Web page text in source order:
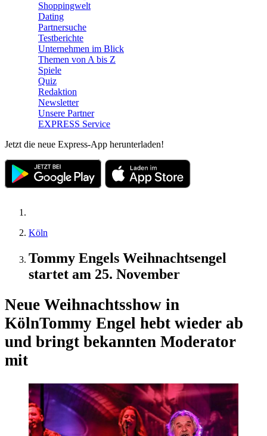
Shoppingwelt
Dating
Partnersuche
Testberichte
Unternehmen im Blick
Themen von A bis Z
Spiele
Quiz
Redaktion
Newsletter
Unsere Partner
EXPRESS Service
Jetzt die neue Express-App herunterladen!
Köln
Tommy Engels Weihnachtsengel
startet am 25. November
Neue Weihnachtsshow in
KölnTommy Engel hebt wieder ab
und bringt bekannten Moderator
mit